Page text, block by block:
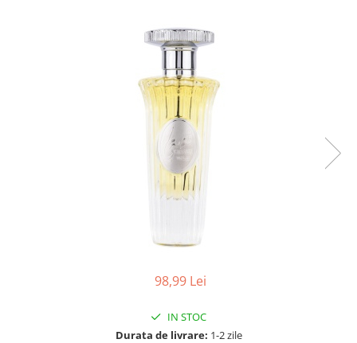
98,99 Lei
IN STOC
Durata de livrare: 1-2 zile